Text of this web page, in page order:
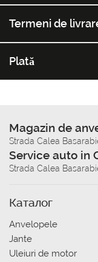
Termeni de
Plată
Magazin de
Strada Calea
Service auto in
Strada Calea
Каталог
Anvelopele
Jante
Uleiuri de motor